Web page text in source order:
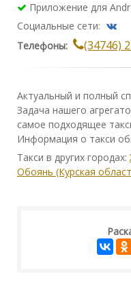
Приложение для
Социальные сети:
Телефоны:
(34746)
Актуальный и полный
Задача нашего
самое подходящее
Информация о такси
Такси в других городах:
Обоянь (Курская